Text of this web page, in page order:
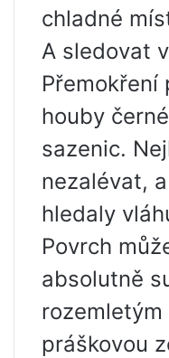
chladné
A sledovat
Přemokření
houby
sazenic.
nezalévat,
hledaly
Povrch
absolutně
rozemletým
práškovou